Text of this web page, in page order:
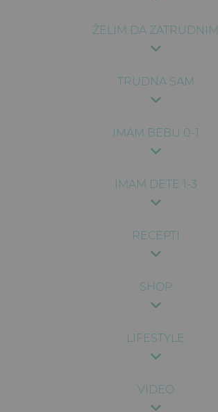
ŽELIM DA ZATRUDNIM
TRUDNA SAM
IMAM BEBU 0-1
IMAM DETE 1-3
RECEPTI
SHOP
LIFESTYLE
VIDEO